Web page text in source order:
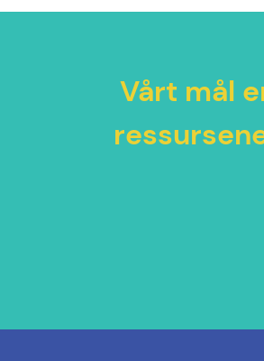
Vårt mål